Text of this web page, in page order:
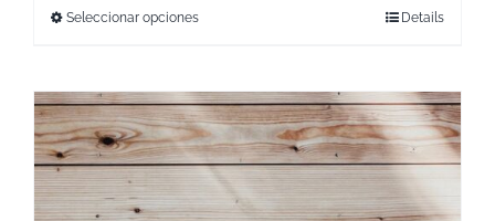
Seleccionar opciones Details